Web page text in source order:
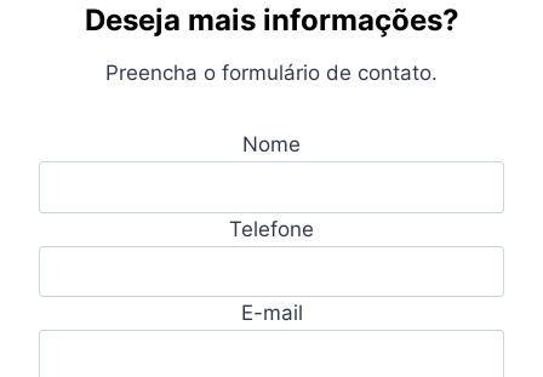
Deseja mais informações?
Preencha o formulário de contato.
Nome
Telefone
E-mail